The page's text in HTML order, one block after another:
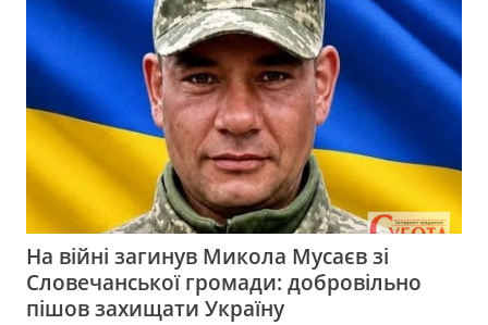
На війні загинув Микола Мусаєв зі
Словечанської громади: добровільно
пішов захищати Україну